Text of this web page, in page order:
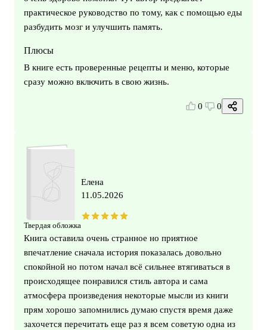
практическое руководство по тому, как с помощью еды
разбудить мозг и улучшить память.
Плюсы
В книге есть проверенные рецепты и меню, которые
сразу можно включить в свою жизнь.
0 0
Твердая обложка
Елена
11.05.2026
Книга оставила очень странное но приятное
впечатление сначала история показалась довольно
спокойной но потом начал всё сильнее втягиваться в
происходящее понравился стиль автора и сама
атмосфера произведения некоторые мысли из книги
прям хорошо запомнились думаю спустя время даже
захочется перечитать еще раз я всем советую одна из